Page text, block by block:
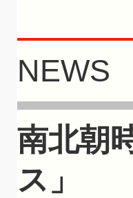
NEWS
南北朝
ス」